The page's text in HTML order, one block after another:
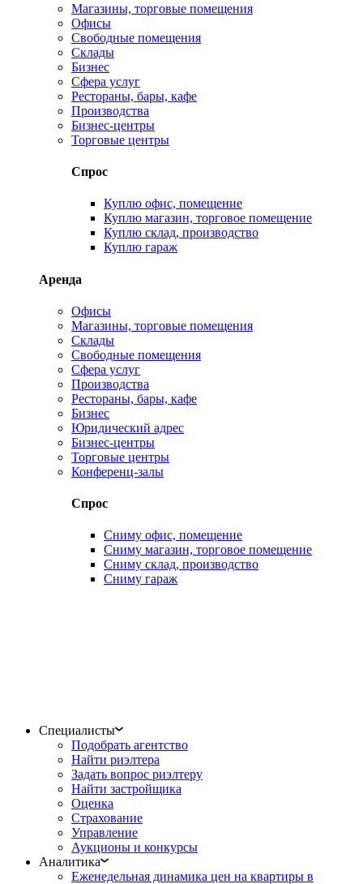
Магазины, торговые помещения
Офисы
Свободные помещения
Склады
Бизнес
Сфера услуг
Рестораны, бары, кафе
Производства
Бизнес-центры
Торговые центры
Спрос
Куплю офис, помещение
Куплю магазин, торговое помещение
Куплю склад, производство
Куплю гараж
Аренда
Офисы
Магазины, торговые помещения
Склады
Свободные помещения
Сфера услуг
Производства
Рестораны, бары, кафе
Бизнес
Юридический адрес
Бизнес-центры
Торговые центры
Конференц-залы
Спрос
Сниму офис, помещение
Сниму магазин, торговое помещение
Сниму склад, производство
Сниму гараж
Специалисты
Подобрать агентство
Найти риэлтера
Задать вопрос риэлтеру
Найти застройщика
Оценка
Страхование
Управление
Аукционы и конкурсы
Аналитика
Еженедельная динамика цен на квартиры в